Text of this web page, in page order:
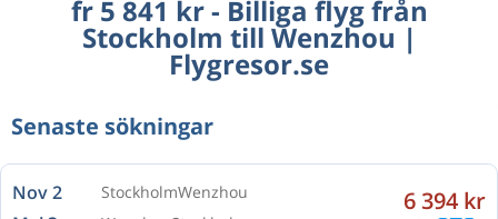
fr 5 841 kr - Billiga flyg från
Stockholm till Wenzhou |
Flygresor.se
Senaste sökningar
Nov 2 StockholmWenzhou 6 394 kr